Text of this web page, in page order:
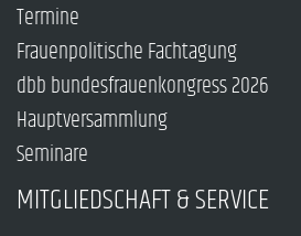
Termine
Frauenpolitische Fachtagung
dbb bundesfrauenkongress 2026
Hauptversammlung
Seminare
MITGLIEDSCHAFT & SERVICE